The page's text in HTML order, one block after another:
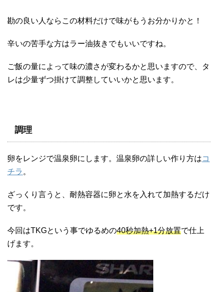
勘の良い人ならこの材料だけで味がもうお分かりかと！
辛いの苦手な方はラー油抜きでもいいですね。
ご飯の量によって味の濃さが変わるかと思いますので、タ
レは少量ずつ掛けて調整していいかと思います。
調理
卵をレンジで温泉卵にします。温泉卵の詳しい作り方はコ
チラ 。
ざっくり言うと、耐熱容器に卵と水を入れて加熱するだけ
です。
今回はTKGという事でゆるめの40秒加熱+1分放置で仕上
げます。